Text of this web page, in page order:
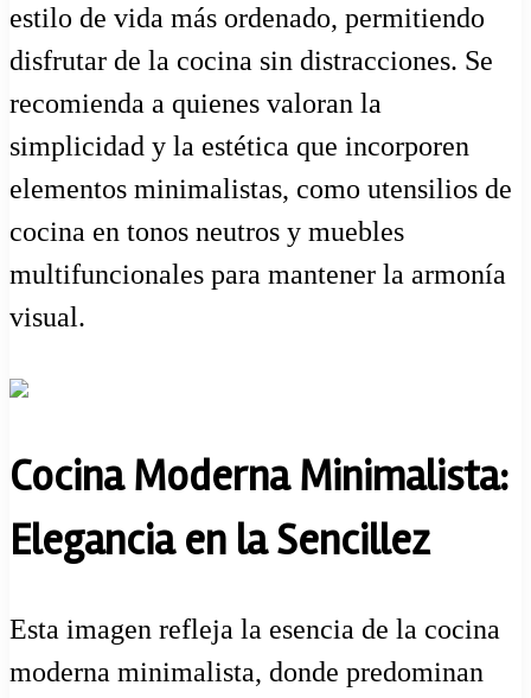
estilo de vida más ordenado, permitiendo
disfrutar de la cocina sin distracciones. Se
recomienda a quienes valoran la
simplicidad y la estética que incorporen
elementos minimalistas, como utensilios de
cocina en tonos neutros y muebles
multifuncionales para mantener la armonía
visual.
Cocina Moderna Minimalista:
Elegancia en la Sencillez
Esta imagen refleja la esencia de la cocina
moderna minimalista, donde predominan